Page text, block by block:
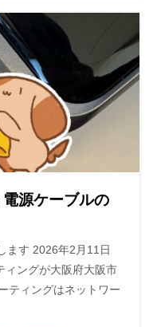
源ケーブルの
ます 2026年2月11日
ィングが大阪府大阪市
ティングはネットワー